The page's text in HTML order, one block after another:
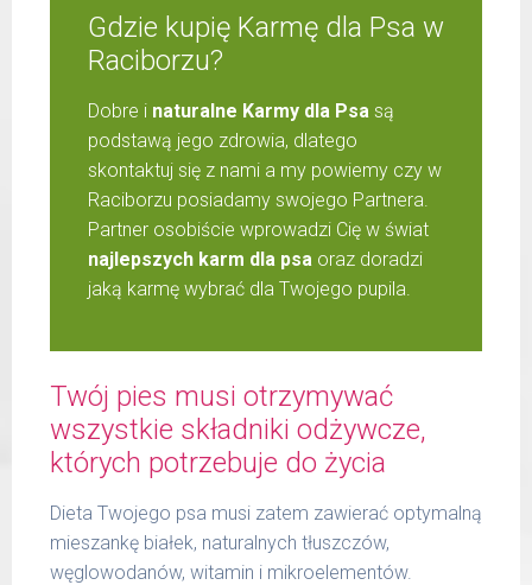
Gdzie kupię Karmę dla Psa w
Raciborzu?
Dobre i naturalne Karmy dla Psa są
podstawą jego zdrowia, dlatego
skontaktuj się z nami a my powiemy czy w
Raciborzu posiadamy swojego Partnera.
Partner osobiście wprowadzi Cię w świat
najlepszych karm dla psa oraz doradzi
jaką karmę wybrać dla Twojego pupila.
Twój pies musi otrzymywać
wszystkie składniki odżywcze,
których potrzebuje do życia
Dieta Twojego psa musi zatem zawierać optymalną
mieszankę białek, naturalnych tłuszczów,
węglowodanów, witamin i mikroelementów.